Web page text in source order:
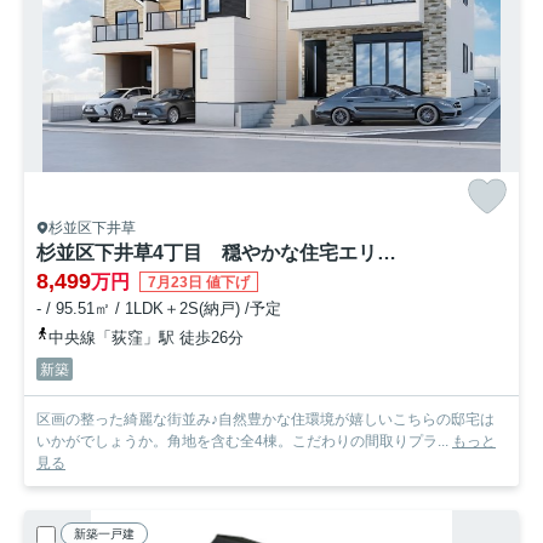
杉並区下井草
杉並区下井草4丁目 穏やかな住宅エリア 角地含む全4棟
8,499万円 7月23日 値下げ
- / 95.51㎡ / 1LDK＋2S(納戸) /予定
中央線「荻窪」駅 徒歩26分
新築
区画の整った綺麗な街並み♪自然豊かな住環境が嬉しいこちらの邸宅は
いかがでしょうか。角地を含む全4棟。こだわりの間取りプラ... もっと
見る
新築一戸建